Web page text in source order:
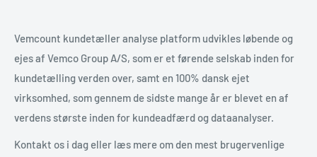
Vemcount kundetæller analyse platform udvikles løbende og
ejes af Vemco Group A/S, som er et førende selskab inden for
kundetælling verden over, samt en 100% dansk ejet
virksomhed, som gennem de sidste mange år er blevet en af
verdens største inden for kundeadfærd og dataanalyser.
Kontakt os i dag eller læs mere om den mest brugervenlige